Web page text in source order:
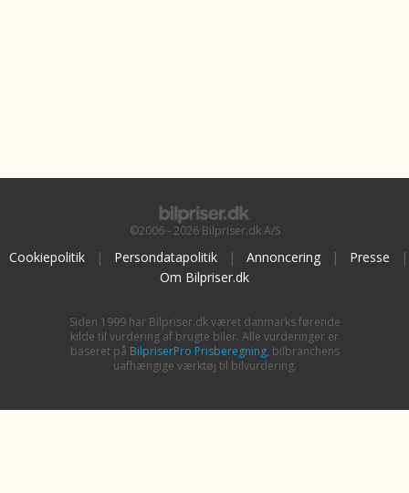
©2006 - 2026 Bilpriser.dk A/S
Cookiepolitik | Persondatapolitik | Annoncering | Presse
|
Om Bilpriser.dk
Siden 1999 har Bilpriser.dk været danmarks førende
kilde til vurdering af brugte biler. Alle vurderinger er
baseret på BilpriserPro Prisberegning, bilbranchens
uafhængige værktøj til bilvurdering.